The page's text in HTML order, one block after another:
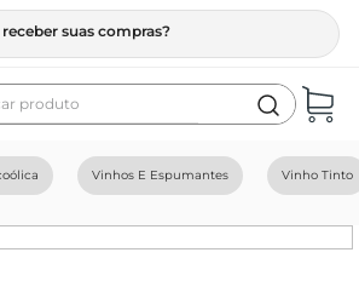
suas compras?
produto
Vinhos E Espumantes Vinho Tinto